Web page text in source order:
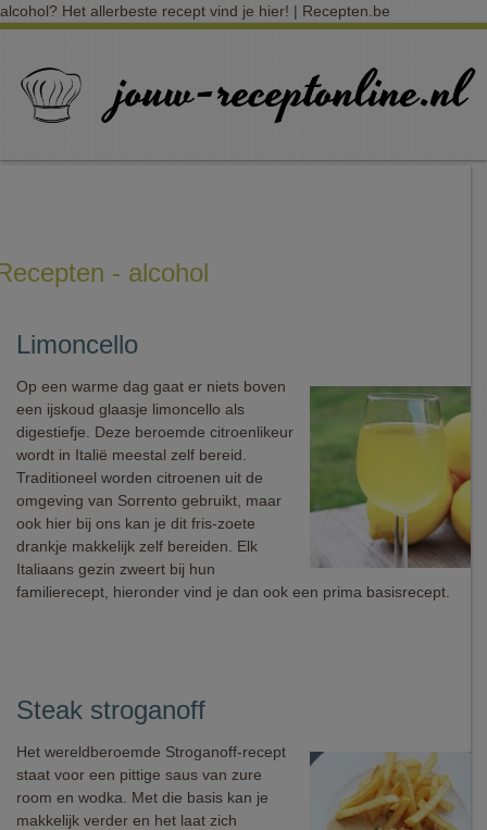
alcohol? Het allerbeste recept vind je hier! | Recepten.be
- alcohol
Limoncello
Op een warme dag gaat er niets boven
een ijskoud glaasje limoncello als
digestiefje. Deze beroemde citroenlikeur
wordt in Italië meestal zelf bereid.
Traditioneel worden citroenen uit de
omgeving van Sorrento gebruikt, maar
ook hier bij ons kan je dit fris-zoete
drankje makkelijk zelf bereiden. Elk
Italiaans gezin zweert bij hun
familierecept, hieronder vind je dan ook een prima basisrecept.
Steak stroganoff
Het wereldberoemde Stroganoff-recept
staat voor een pittige saus van zure
room en wodka. Met die basis kan je
makkelijk verder en het laat zich